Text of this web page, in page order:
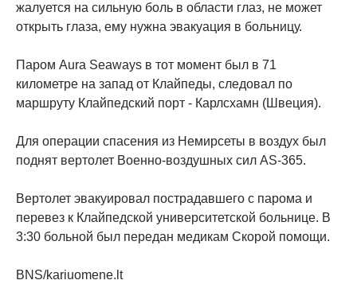
жалуется на сильную боль в области глаз, не может
открыть глаза, ему нужна эвакуация в больницу.
Паром Aura Seaways в тот момент был в 71
километре на запад от Клайпеды, следовал по
маршруту Клайпедский порт - Карлсхамн (Швеция).
Для операции спасения из Немирсеты в воздух был
поднят вертолет Военно-воздушных сил AS-365.
Вертолет эвакуировал пострадавшего с парома и
перевез к Клайпедской университетской больнице. В
3:30 больной был передан медикам Скорой помощи.
BNS/kariuomene.lt